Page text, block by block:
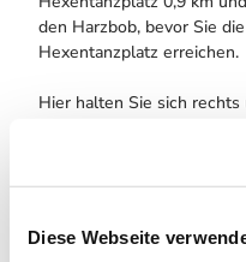
Diese Webseite
den Harzbob, bevor Sie
Hexentanzplatz erreichen.
Hier halten Sie sich rechts
biegen. Dieser folgen Sie
Wanderweg nach